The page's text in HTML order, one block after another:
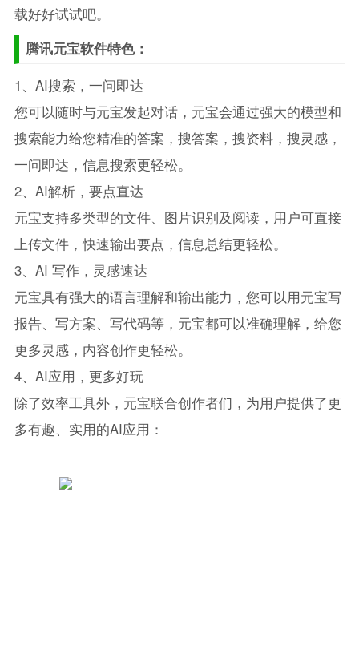
载好好试试吧。
腾讯元宝软件特色：
1、AI搜索，一问即达
您可以随时与元宝发起对话，元宝会通过强大的模型和
搜索能力给您精准的答案，搜答案，搜资料，搜灵感，
一问即达，信息搜索更轻松。
2、AI解析，要点直达
元宝支持多类型的文件、图片识别及阅读，用户可直接
上传文件，快速输出要点，信息总结更轻松。
3、AI 写作，灵感速达
元宝具有强大的语言理解和输出能力，您可以用元宝写
报告、写方案、写代码等，元宝都可以准确理解，给您
更多灵感，内容创作更轻松。
4、AI应用，更多好玩
除了效率工具外，元宝联合创作者们，为用户提供了更
多有趣、实用的AI应用：